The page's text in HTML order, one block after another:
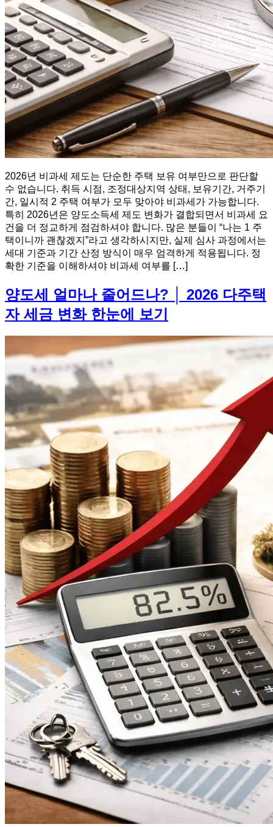
2026년 비과세 제도는 단순한 주택 보유 여부만으로 판단할
수 없습니다. 취득 시점, 조정대상지역 상태, 보유기간, 거주기
간, 일시적 2 주택 여부가 모두 맞아야 비과세가 가능합니다.
특히 2026년은 양도소득세 제도 변화가 결합되면서 비과세 요
건을 더 정교하게 점검하셔야 합니다. 많은 분들이 “나는 1 주
택이니까 괜찮겠지”라고 생각하시지만, 실제 심사 과정에서는
세대 기준과 기간 산정 방식이 매우 엄격하게 적용됩니다. 정
확한 기준을 이해하셔야 비과세 여부를 […]
양도세 얼마나 줄어드나? │ 2026 다주택
자 세금 변화 한눈에 보기